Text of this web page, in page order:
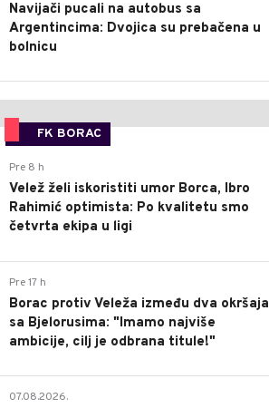
Navijači pucali na autobus sa
Argentincima: Dvojica su prebačena u
bolnicu
FK BORAC
Pre 8 h
Velež želi iskoristiti umor Borca, Ibro
Rahimić optimista: Po kvalitetu smo
četvrta ekipa u ligi
Pre 17 h
Borac protiv Veleža između dva okršaja
sa Bjelorusima: "Imamo najviše
ambicije, cilj je odbrana titule!"
07.08.2026.